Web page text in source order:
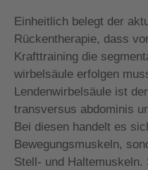
Einheitlich belegt der
Rückentherapie, dass
Krafttraining die
wirbel­säule erfolgen
Lendenwirbelsäule ist
transversus abdominis
Bei diesen handelt es
Bewegungsmuskeln,
Stell- und Haltemuskeln.